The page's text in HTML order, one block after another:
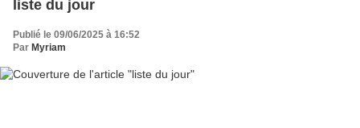
liste du jour
Publié le 09/06/2025 à 16:52
Par Myriam